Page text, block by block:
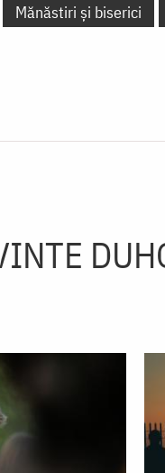
Mănăstiri și biserici